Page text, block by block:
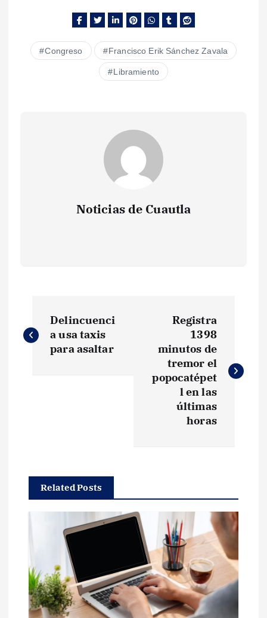
Congreso Francisco Erik Sánchez Zavala
Libramiento
Noticias de Cuautla
a
c
ó
n
d
Delincuenci
a usa taxis
para asaltar
Registra
1398
minutos de
tremor el
popocatépet
l en las
últimas
horas
Related Posts